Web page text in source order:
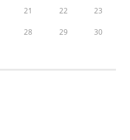
21 22 23
28 29 30